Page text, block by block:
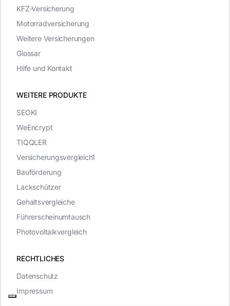
WEITERE PRODUKTE
RECHTLICHES
Datenschutz
Impressum
KFZ-Versicherung
Motorradversicherung
Weitere Versicherungen
Glossar
Hilfe und Kontakt
SEOKI
WeEncrypt
TIQQLER
Versicherungsvergleich1
Bauförderung
Lackschützer
Gehaltsvergleiche
Führerscheinumtausch
Photovoltaikvergleich